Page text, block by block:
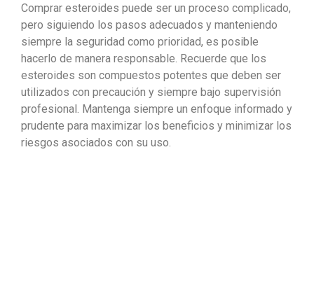
Comprar esteroides puede ser un proceso complicado,
pero siguiendo los pasos adecuados y manteniendo
siempre la seguridad como prioridad, es posible
hacerlo de manera responsable. Recuerde que los
esteroides son compuestos potentes que deben ser
utilizados con precaución y siempre bajo supervisión
profesional. Mantenga siempre un enfoque informado y
prudente para maximizar los beneficios y minimizar los
riesgos asociados con su uso.